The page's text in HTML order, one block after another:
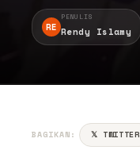
RE
PENULIS
Rendy Islamy
BAGIKAN: 𝕏 TWITTER